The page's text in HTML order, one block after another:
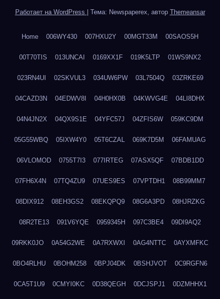
Работает на WordPress Тема: Newspaperex, автор Themeansar
Home 006WY430 007HXU2Y 00MGT33M 00SAOS5H
00T70TIS 013UNCAI 0169XX1F 019K5LTP 01WS9NX2
023RN4UI 02SKVUL3 034UW6PW 03L7504Q 03ZRKE69
04CAZD3N 04EDWV8I 04H0HX0B 04KWVG4E 04LI8DHX
04N4JN2X 04QX9S1E 04YFC57J 04ZFIS6W 059KC9DM
05G55WBQ 05IXW4Y0 05T6CZAL 069K7D5M 06FAMUAG
06VLOMOD 0755T7I3 077IRTEG 07ASX5QF 07BDB1DD
07FH6X4N 07TQ4ZU9 07UES9ES 07VPTDH1 08B99MM7
08DIX912 08EH3GS2 08EKQPQ9 08G6A3PD 08HJRZKG
08R2TE13 091V6YQE 0959345H 097C3BE4 09DI9AQ2
09RKK0JO 0A54G2WE 0A7RXWXI 0AG4NTTC 0AYXMFKC
0BO4RLHU 0BOHM258 0BPJ04DK 0BSHJVOT 0C9RGFN6
0CA5T1U9 0CMYI0KC 0D38QEGH 0DCJSPJ1 0DZMHHX1